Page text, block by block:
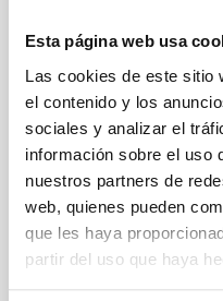
Esta página web usa
Las cookies de este sitio
el contenido y los
sociales y analizar el
información sobre el uso
nuestros partners de
web, quienes pueden
que les haya
partir del uso que haya
Spatially resolved
quiescent galaxies at
insights into star-
mass assembly
studies have revealed
galaxies are redder
spectroscopy is
Cheng, Chloe M. et
Fecha de